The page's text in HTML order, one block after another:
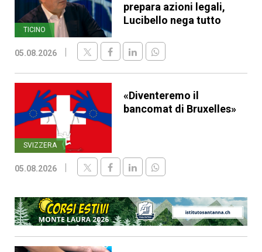
TICINO
prepara azioni legali,
Lucibello nega tutto
05.08.2026
SVIZZERA
«Diventeremo il
bancomat di Bruxelles»
05.08.2026